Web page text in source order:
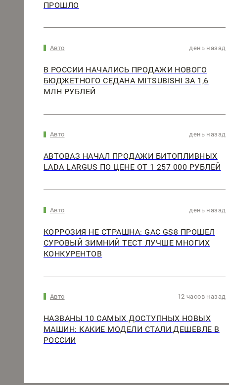
ПРОШЛО
Авто день назад
В РОССИИ НАЧАЛИСЬ ПРОДАЖИ НОВОГО
БЮДЖЕТНОГО СЕДАНА MITSUBISHI ЗА 1,6
МЛН РУБЛЕЙ
Авто день назад
АВТОВАЗ НАЧАЛ ПРОДАЖИ БИТОПЛИВНЫХ
LADA LARGUS ПО ЦЕНЕ ОТ 1 257 000 РУБЛЕЙ
Авто день назад
КОРРОЗИЯ НЕ СТРАШНА: GAC GS8 ПРОШЕЛ
СУРОВЫЙ ЗИМНИЙ ТЕСТ ЛУЧШЕ МНОГИХ
КОНКУРЕНТОВ
Авто 12 часов назад
НАЗВАНЫ 10 САМЫХ ДОСТУПНЫХ НОВЫХ
МАШИН: КАКИЕ МОДЕЛИ СТАЛИ ДЕШЕВЛЕ В
РОССИИ